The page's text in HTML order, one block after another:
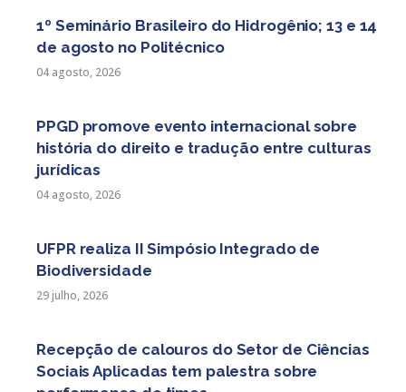
1º Seminário Brasileiro do Hidrogênio; 13 e 14
de agosto no Politécnico
04 agosto, 2026
PPGD promove evento internacional sobre
história do direito e tradução entre culturas
jurídicas
04 agosto, 2026
UFPR realiza II Simpósio Integrado de
Biodiversidade
29 julho, 2026
Recepção de calouros do Setor de Ciências
Sociais Aplicadas tem palestra sobre